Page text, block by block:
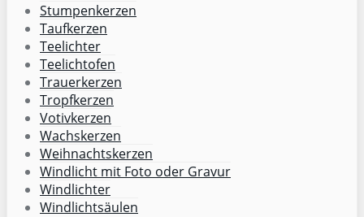
Stumpenkerzen
Taufkerzen
Teelichter
Teelichtofen
Trauerkerzen
Tropfkerzen
Votivkerzen
Wachskerzen
Weihnachtskerzen
Windlicht mit Foto oder Gravur
Windlichter
Windlichtsäulen